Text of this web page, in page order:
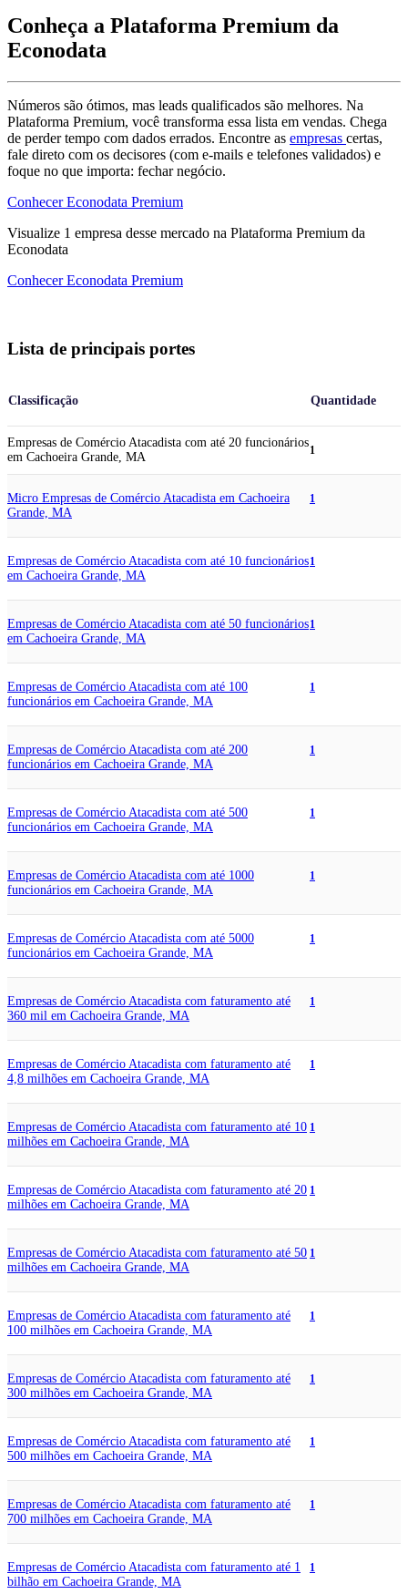
Conheça a Plataforma Premium da
Econodata
Números são ótimos, mas leads qualificados são melhores. Na
Plataforma Premium, você transforma essa lista em vendas. Chega
de perder tempo com dados errados. Encontre as empresas certas,
fale direto com os decisores (com e-mails e telefones validados) e
foque no que importa: fechar negócio.
Conhecer Econodata Premium
Visualize 1 empresa desse mercado na Plataforma Premium da
Econodata
Conhecer Econodata Premium
Lista de principais portes
Classificação Quantidade
Empresas de Comércio Atacadista com até 20 funcionários
em Cachoeira Grande, MA
1
Micro Empresas de Comércio Atacadista em Cachoeira
Grande, MA
1
Empresas de Comércio Atacadista com até 10 funcionários
em Cachoeira Grande, MA
1
Empresas de Comércio Atacadista com até 50 funcionários
em Cachoeira Grande, MA
1
Empresas de Comércio Atacadista com até 100
funcionários em Cachoeira Grande, MA
1
Empresas de Comércio Atacadista com até 200
funcionários em Cachoeira Grande, MA
1
Empresas de Comércio Atacadista com até 500
funcionários em Cachoeira Grande, MA
1
Empresas de Comércio Atacadista com até 1000
funcionários em Cachoeira Grande, MA
1
Empresas de Comércio Atacadista com até 5000
funcionários em Cachoeira Grande, MA
1
Empresas de Comércio Atacadista com faturamento até
360 mil em Cachoeira Grande, MA
1
Empresas de Comércio Atacadista com faturamento até
4,8 milhões em Cachoeira Grande, MA
1
Empresas de Comércio Atacadista com faturamento até 10
milhões em Cachoeira Grande, MA
1
Empresas de Comércio Atacadista com faturamento até 20
milhões em Cachoeira Grande, MA
1
Empresas de Comércio Atacadista com faturamento até 50
milhões em Cachoeira Grande, MA
1
Empresas de Comércio Atacadista com faturamento até
100 milhões em Cachoeira Grande, MA
1
Empresas de Comércio Atacadista com faturamento até
300 milhões em Cachoeira Grande, MA
1
Empresas de Comércio Atacadista com faturamento até
500 milhões em Cachoeira Grande, MA
1
Empresas de Comércio Atacadista com faturamento até
700 milhões em Cachoeira Grande, MA
1
Empresas de Comércio Atacadista com faturamento até 1
bilhão em Cachoeira Grande, MA
1